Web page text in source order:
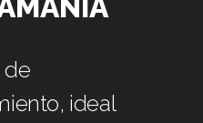
de
ideal